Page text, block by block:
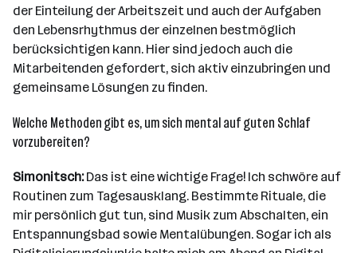
der Einteilung der Arbeitszeit und auch der Aufgaben
den Lebensrhythmus der einzelnen bestmöglich
berücksichtigen kann. Hier sind jedoch auch die
Mitarbeitenden gefordert, sich aktiv einzubringen und
gemeinsame Lösungen zu finden.
Welche Methoden gibt es, um sich mental auf guten Schlaf
vorzubereiten?
Simonitsch:Das ist eine wichtige Frage! Ich schwöre auf
Routinen zum Tagesausklang. Bestimmte Rituale, die
mir persönlich gut tun, sind Musik zum Abschalten, ein
Entspannungsbad sowie Mentalübungen. Sogar ich als